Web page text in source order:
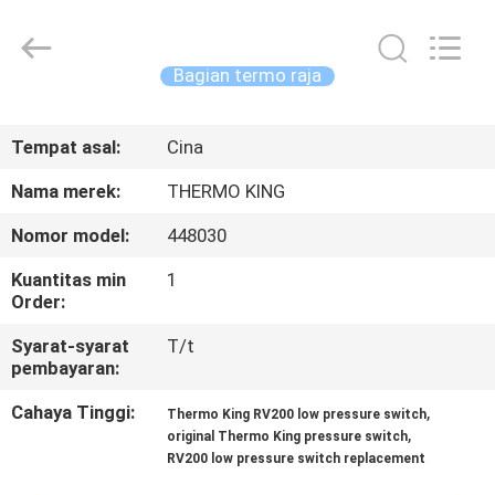
PRODUK
KAMI
TUR
PABRIK
INDUSTRY
Bagian termo raja
Tempat asal:
Cina
Nama merek:
THERMO KING
Nomor model:
448030
Kuantitas min
Order:
1
Syarat-syarat
pembayaran:
T/t
Cahaya Tinggi: Thermo King RV200 low pressure switch,
original Thermo King pressure switch,
RV200 low pressure switch replacement